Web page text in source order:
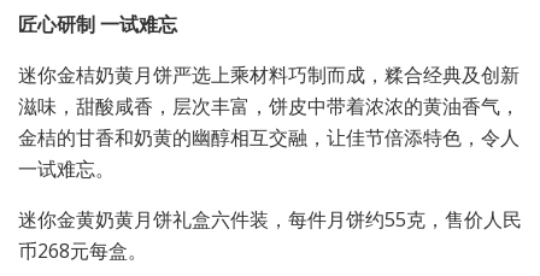
匠心研制 一试难忘
迷你金桔奶黄月饼严选上乘材料巧制而成，糅合经典及创新
滋味，甜酸咸香，层次丰富，饼皮中带着浓浓的黄油香气，
金桔的甘香和奶黄的幽醇相互交融，让佳节倍添特色，令人
一试难忘。
迷你金黄奶黄月饼礼盒六件装，每件月饼约55克，售价人民
币268元每盒。